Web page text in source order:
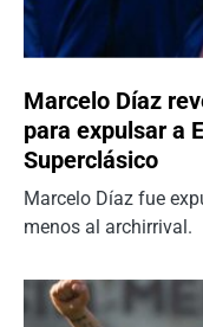
Marcelo Díaz
para expulsar a
Superclásico
Marcelo Díaz fue
menos al archirrival.